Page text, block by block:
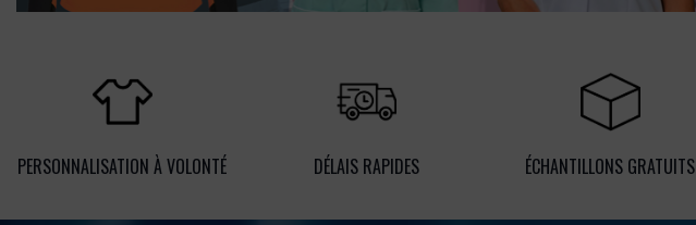
PERSONNALISATION À VOLONTÉ DÉLAIS RAPIDES ÉCHANTILLONS GRATUITS